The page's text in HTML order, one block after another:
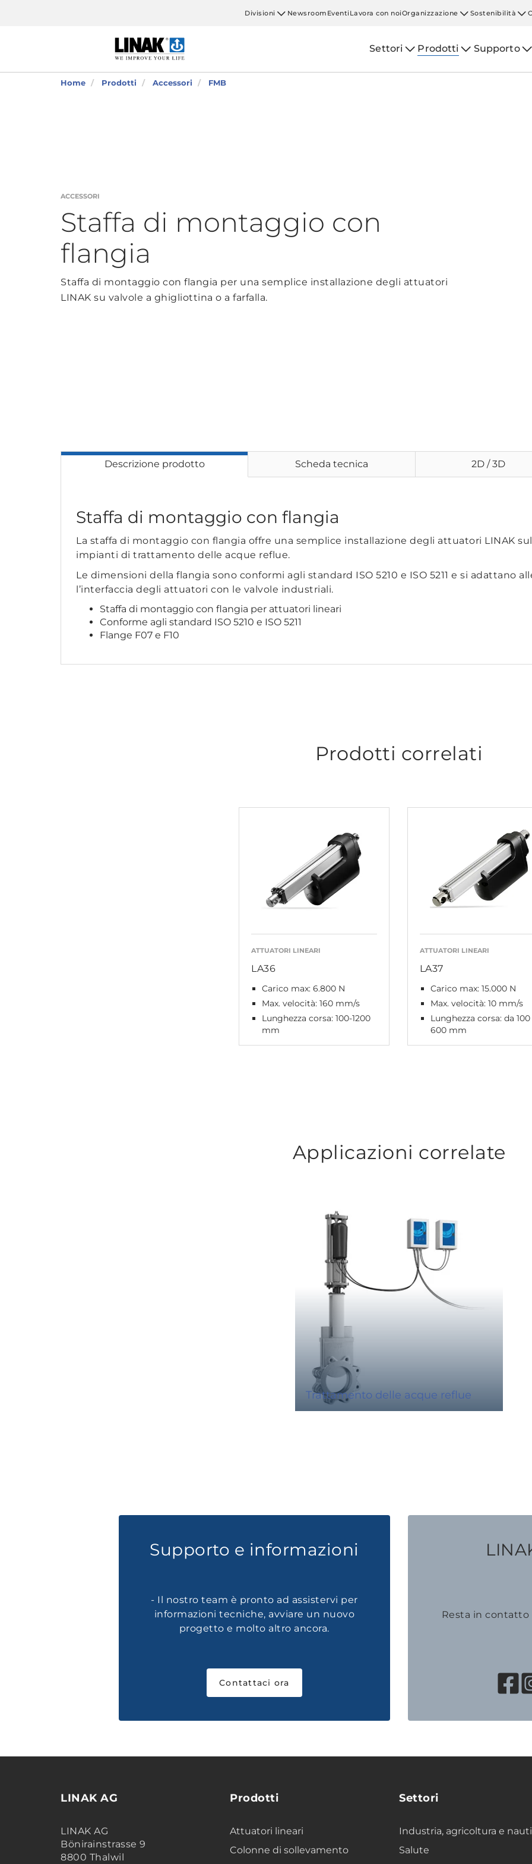
Divisioni Newsroom EventiLavora con noiOrganizzazione Sostenibilità
Settori Prodotti Supporto
Home Prodotti Accessori FMB
ACCESSORI
Staffa di montaggio con
flangia
Staffa di montaggio con flangia per una semplice installazione degli attuatori
LINAK su valvole a ghigliottina o a farfalla.
Descrizione prodotto Scheda tecnica 2D / 3D
Staffa di montaggio con flangia
La staffa di montaggio con flangia offre una semplice installazione degli attuatori LINAK
impianti di trattamento delle acque reflue.
Le dimensioni della flangia sono conformi agli standard ISO 5210 e ISO 5211 e si adattano
l’interfaccia degli attuatori con le valvole industriali.
Staffa di montaggio con flangia per attuatori lineari
Conforme agli standard ISO 5210 e ISO 5211
Flange F07 e F10
Prodotti correlati
ATTUATORI LINEARI
LA36
Carico max: 6.800 N
Max. velocità: 160 mm/s
Lunghezza corsa: 100-1200
mm
ATTUATORI LINEARI
LA37
Carico max: 15.000 N
Max. velocità: 10 mm/s
Lunghezza corsa: da 100
600 mm
Applicazioni correlate
Trattamento delle acque reflue
Supporto e informazioni
- Il nostro team è pronto ad assistervi per
informazioni tecniche, avviare un nuovo
progetto e molto altro ancora.
Contattaci ora
Resta in contatto
LINAK AG
LINAK AG
Bönirainstrasse 9
8800 Thalwil
Prodotti
Attuatori lineari
Colonne di sollevamento
Settori
Industria, agricoltura e
Salute